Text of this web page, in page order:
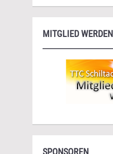
MITGLIED WERDEN
SPONSOREN